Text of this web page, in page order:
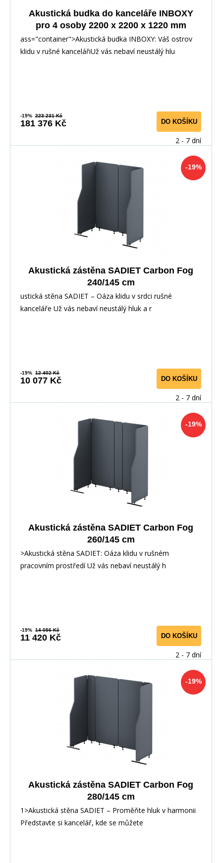
Akustická budka do kanceláře INBOXY
pro 4 osoby 2200 x 2200 x 1220 mm
ass="container">Akustická budka INBOXY: Váš ostrov
klidu v rušné kancelářiUž vás nebaví neustálý hlu
-19% 223 231 Kč
181 376 Kč DO KOŠÍKU
2 - 7 dní
-19%
Akustická zástěna SADIET Carbon Fog
240/145 cm
ustická stěna SADIET – Oáza klidu v srdci rušné
kanceláře Už vás nebaví neustálý hluk a r
-19% 12 402 Kč
10 077 Kč DO KOŠÍKU
2 - 7 dní
-19%
Akustická zástěna SADIET Carbon Fog
260/145 cm
>Akustická stěna SADIET: Oáza klidu v rušném
pracovním prostředí Už vás nebaví neustálý h
-19% 14 056 Kč
11 420 Kč DO KOŠÍKU
2 - 7 dní
-19%
Akustická zástěna SADIET Carbon Fog
280/145 cm
1>Akustická stěna SADIET – Proměňte hluk v harmonii
Představte si kancelář, kde se můžete